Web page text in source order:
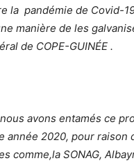
la pandémie de Covid-
manière de les
de COPE-GUINÉE .
avons entamés ce
année 2020, pour raison
comme,la SONAG,